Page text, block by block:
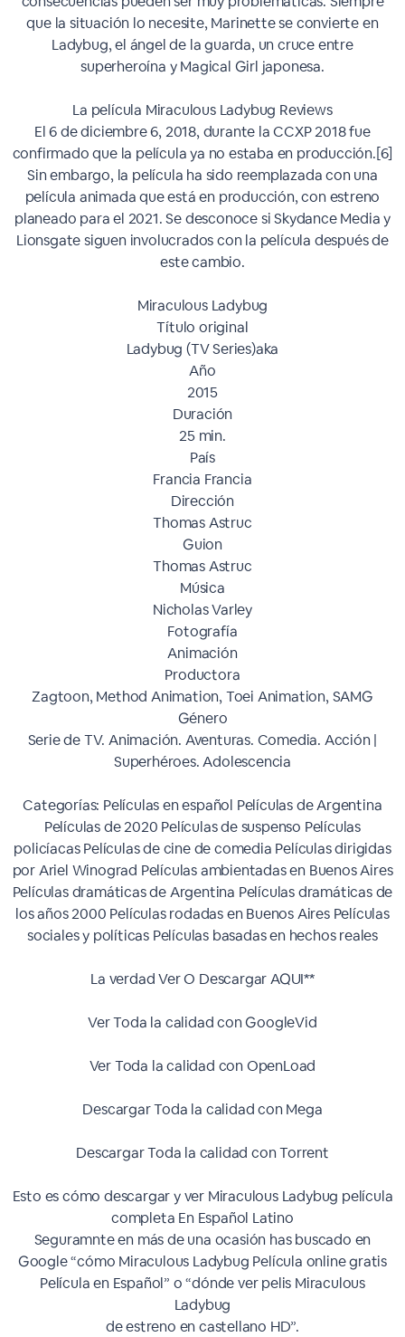
que la situación lo necesite, Marinette se convierte en
Ladybug, el ángel de la guarda, un cruce entre
superheroína y Magical Girl japonesa.
La película Miraculous Ladybug Reviews
El 6 de diciembre 6, 2018, durante la CCXP 2018 fue
confirmado que la película ya no estaba en producción.[6]
Sin embargo, la película ha sido reemplazada con una
película animada que está en producción, con estreno
planeado para el 2021. Se desconoce si Skydance Media y
Lionsgate siguen involucrados con la película después de
este cambio.
Miraculous Ladybug
Título original
Ladybug (TV Series)aka
Año
2015
Duración
25 min.
País
Francia Francia
Dirección
Thomas Astruc
Guion
Thomas Astruc
Música
Nicholas Varley
Fotografía
Animación
Productora
Zagtoon, Method Animation, Toei Animation, SAMG
Género
Serie de TV. Animación. Aventuras. Comedia. Acción |
Superhéroes. Adolescencia
Categorías: Películas en español Películas de Argentina
Películas de 2020 Películas de suspenso Películas
policíacas Películas de cine de comedia Películas dirigidas
por Ariel Winograd Películas ambientadas en Buenos Aires
Películas dramáticas de Argentina Películas dramáticas de
los años 2000 Películas rodadas en Buenos Aires Películas
sociales y políticas Películas basadas en hechos reales
La verdad Ver O Descargar AQUI**
Ver Toda la calidad con GoogleVid
Ver Toda la calidad con OpenLoad
Descargar Toda la calidad con Mega
Descargar Toda la calidad con Torrent
Esto es cómo descargar y ver Miraculous Ladybug película
completa En Español Latino
Seguramnte en más de una ocasión has buscado en
Google “cómo Miraculous Ladybug Película online gratis
Película en Español” o “dónde ver pelis Miraculous
Ladybug
de estreno en castellano HD”.